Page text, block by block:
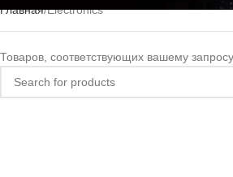
Главная Electronics
Товаров, соответствующих вашему